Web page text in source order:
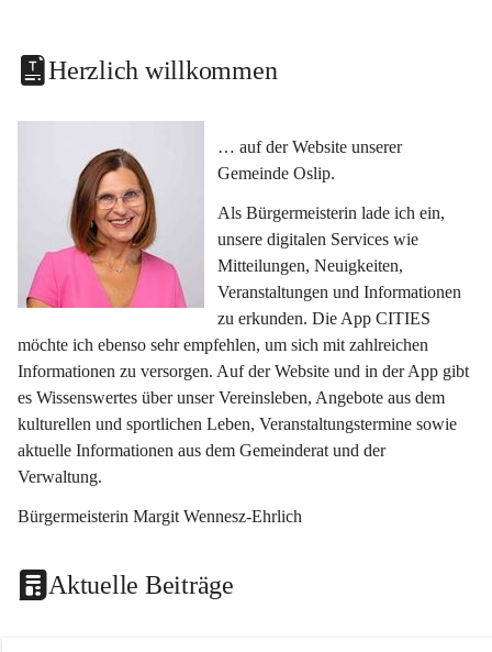
Herzlich willkommen
… auf der Website unserer
Gemeinde Oslip.
Als Bürgermeisterin lade ich ein,
unsere digitalen Services wie
Mitteilungen, Neuigkeiten,
Veranstaltungen und Informationen
zu erkunden. Die App CITIES
möchte ich ebenso sehr empfehlen, um sich mit zahlreichen
Informationen zu versorgen. Auf der Website und in der App gibt
es Wissenswertes über unser Vereinsleben, Angebote aus dem
kulturellen und sportlichen Leben, Veranstaltungstermine sowie
aktuelle Informationen aus dem Gemeinderat und der
Verwaltung.
Bürgermeisterin Margit Wennesz-Ehrlich
Aktuelle Beiträge